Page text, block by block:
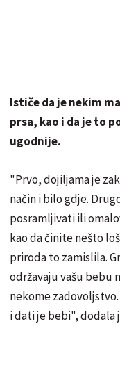
Ističe da je nekim
prsa, kao i da je to
ugodnije.
"Prvo, dojiljama je
način i bilo gdje.
posramljivati ili
kao da činite nešto
priroda to zamislila.
održavaju vašu bebu
nekome
i dati je bebi", dodala